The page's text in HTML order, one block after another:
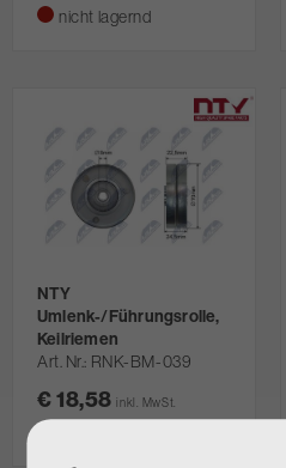
nicht lagernd
NTY
Umlenk-/Führungsrolle,
Keilriemen
Art. Nr. RNK-BM-039
€ 18,58inkl. MwSt.